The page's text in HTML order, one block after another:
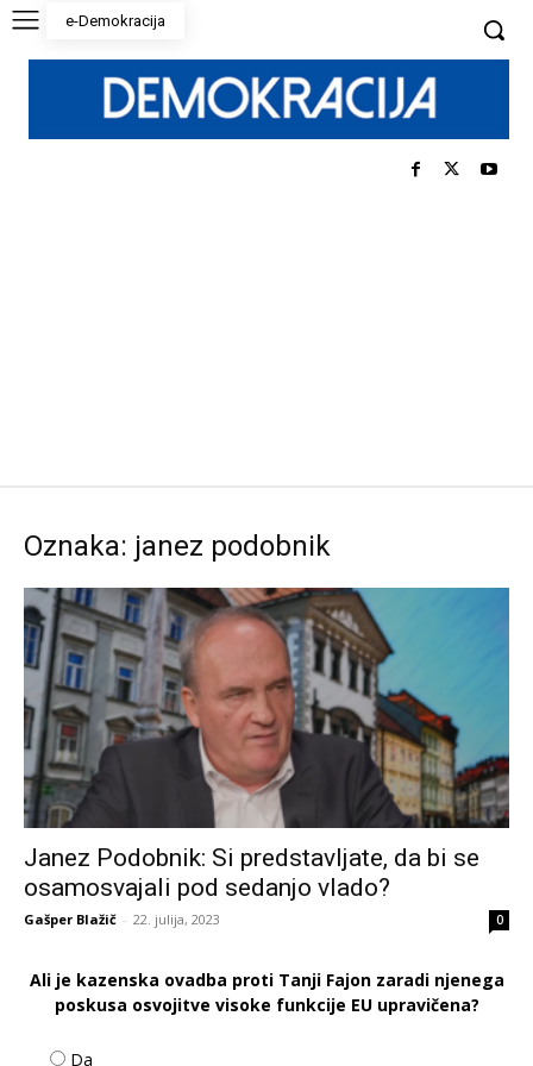
e-Demokracija
Oznaka: janez podobnik
Janez Podobnik: Si predstavljate, da bi se
osamosvajali pod sedanjo vlado?
Gašper Blažič - 22. julija, 2023 0
Ali je kazenska ovadba proti Tanji Fajon zaradi njenega
poskusa osvojitve visoke funkcije EU upravičena?
Da